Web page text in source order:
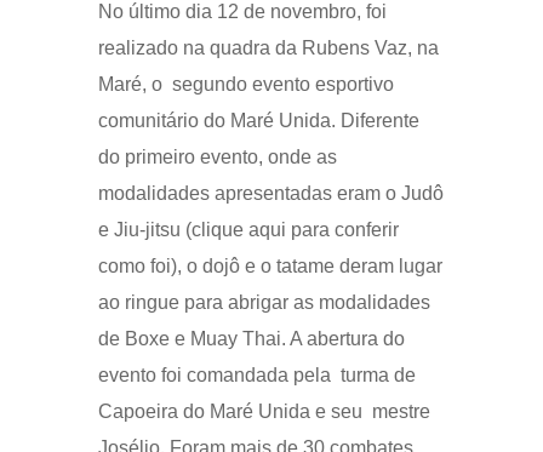
No último dia 12 de novembro, foi
realizado na quadra da Rubens Vaz, na
Maré, o segundo evento esportivo
comunitário do Maré Unida. Diferente
do primeiro evento, onde as
modalidades apresentadas eram o Judô
e Jiu-jitsu (clique aqui para conferir
como foi), o dojô e o tatame deram lugar
ao ringue para abrigar as modalidades
de Boxe e Muay Thai. A abertura do
evento foi comandada pela turma de
Capoeira do Maré Unida e seu mestre